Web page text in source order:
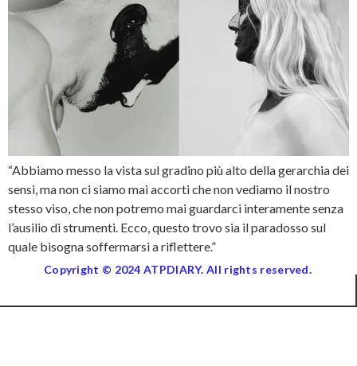
“Abbiamo messo la vista sul gradino più alto della gerarchia dei
sensi, ma non ci siamo mai accorti che non vediamo il nostro
stesso viso, che non potremo mai guardarci interamente senza
l’ausilio di strumenti. Ecco, questo trovo sia il paradosso sul
quale bisogna soffermarsi a riflettere.”
Copyright © 2024 ATPDIARY. All rights reserved.